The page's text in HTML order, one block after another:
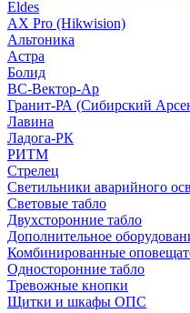
Eldes
AX Pro (Hikwision)
Альтоника
Астра
Болид
ВС-Вектор-Ар
Гранит-РА (Сибирский
Лавина
Ладога-РК
РИТМ
Стрелец
Светильники аварийного
Световые табло
Двухсторонние табло
Дополнительное
Комбинированные
Односторонние табло
Тревожные кнопки
Щитки и шкафы ОПС